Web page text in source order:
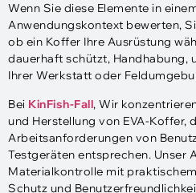
Wenn Sie diese Elemente in
Anwendungskontext bewerten,
ob ein Koffer Ihre Ausrüstung
dauerhaft schützt, Handhabung,
Ihrer Werkstatt oder
Bei KinFish-Fall, Wir
und Herstellung von EVA-Koffer,
Arbeitsanforderungen von
Testgeräten entsprechen. Unser
Materialkontrolle mit
Schutz und